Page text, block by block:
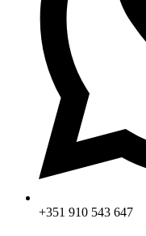
+351 910 543 647